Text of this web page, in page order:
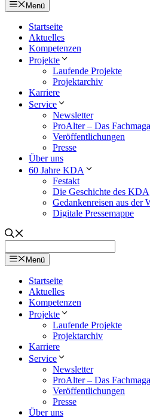
Menü
Startseite
Aktuelles
Kompetenzen
Projekte
Laufende Projekte
Projektarchiv
Karriere
Service
Newsletter
ProAlter – Das
Veröffentlichungen
Presse
Über uns
60 Jahre KDA
Festakt
Die Geschichte des KDA
Gedankenreisen aus der
Digitale Pressemappe
Menü
Startseite
Aktuelles
Kompetenzen
Projekte
Laufende Projekte
Projektarchiv
Karriere
Service
Newsletter
ProAlter – Das
Veröffentlichungen
Presse
Über uns